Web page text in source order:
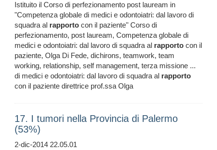
Istituito il Corso di perfezionamento post lauream in
"Competenza globale di medici e odontoiatri: dal lavoro di
squadra al rapporto con il paziente" Corso di
perfezionamento, post lauream, Competenza globale di
medici e odontoiatri: dal lavoro di squadra al rapporto con il
paziente, Olga Di Fede, dichirons, teamwork, team
working, relationship, self management, terza missione ...
di medici e odontoiatri: dal lavoro di squadra al rapporto
con il paziente direttrice prof.ssa Olga
17. I tumori nella Provincia di Palermo
(53%)
2-dic-2014 22.05.01